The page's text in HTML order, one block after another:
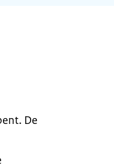
De